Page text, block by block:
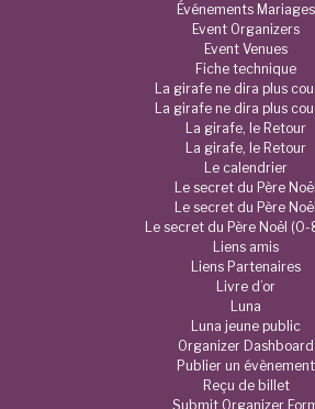
Événements Mariages
Event Organizers
Event Venues
Fiche technique
La girafe ne dira plus
La girafe ne dira plus
La girafe, le Retour
La girafe, le Retour
Le calendrier
Le secret du Père Noël
Le secret du Père Noël
Le secret du Père Noël (0-
Liens amis
Liens Partenaires
Livre d’or
Luna
Luna jeune public
Organizer Dashboard
Publier un évènement
Reçu de billet
Submit Organizer